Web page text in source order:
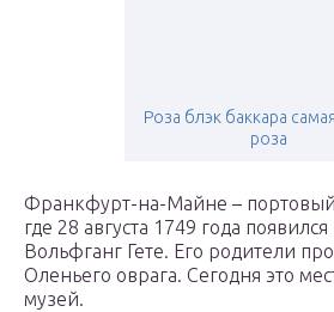
Роза блэк баккара
роза
Франкфурт-на-Майне –
где 28 августа 1749 года
Вольфганг Гете. Его родители
Оленьего оврага. Сегодня это
музей.